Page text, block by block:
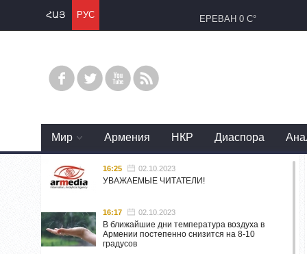
ՀԱՅ РУС ЕРЕВАН 0 C°
Mир Армения НКР Диаспора
16:25 02.10.2023
УВАЖАЕМЫЕ ЧИТАТЕЛИ!
16:17 02.10.2023
В ближайшие дни температура воздуха в
Армении постепенно снизится на 8-10
градусов